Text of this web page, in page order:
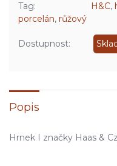
Tag:
H&C,
porcelán, růžový
Dostupnost:
Popis
Hrnek I značky Haas &